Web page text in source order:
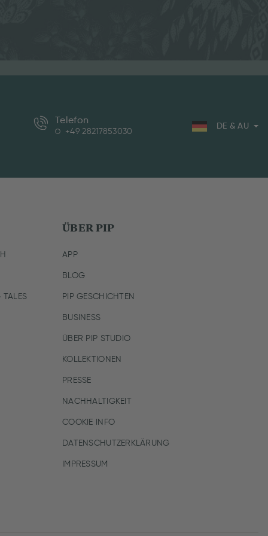
Telefon
+49 28217853030
DE & AU
ÜBER PIP
APP
BLOG
PIP GESCHICHTEN
BUSINESS
ÜBER PIP STUDIO
KOLLEKTIONEN
PRESSE
NACHHALTIGKEIT
COOKIE INFO
DATENSCHUTZERKLÄRUNG
IMPRESSUM